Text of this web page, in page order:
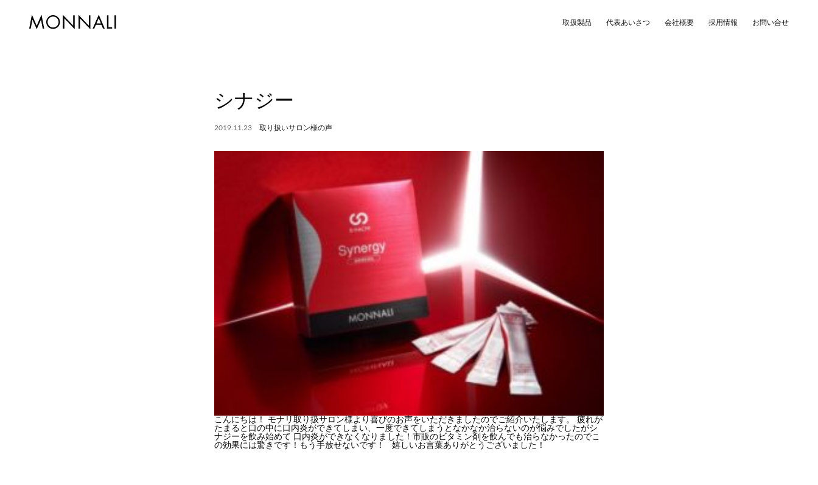
取扱製品 代表あいさつ 会社概要 採用情報 お問い合せ
シナジー
2019.11.23 取り扱いサロン様の声
こんにちは！ モナリ取り扱サロン様より喜びのお声をいただきましたのでご紹介いたします。 疲れが
たまると口の中に口内炎ができてしまい、一度できてしまうとなかなか治らないのが悩みでしたがシ
ナジーを飲み始めて 口内炎ができなくなりました！市販のビタミン剤を飲んでも治らなかったのでこ
の効果には驚きです！もう手放せないです！ 嬉しいお言葉ありがとうございました！